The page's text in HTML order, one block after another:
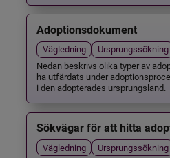
Adoptionsdokument
Vägledning
Ursprungssökning
Nedan beskrivs olika typer av
ha utfärdats under
i den adopterades ursprungsland.
Sökvägar för att hitta
Vägledning Ursprungssökning